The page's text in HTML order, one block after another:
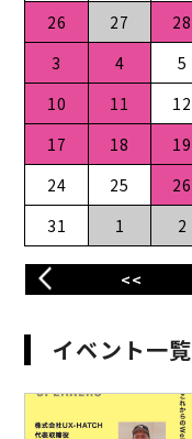
<<
26 27 28
3
4 5
10
11 12
17
18 19
24
25 26
31
1 2
イベント一覧